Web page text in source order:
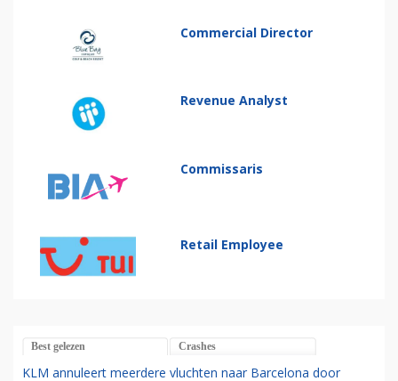
Commercial Director
Revenue Analyst
Commissaris
Retail Employee
Best gelezen Crashes
KLM annuleert meerdere vluchten naar Barcelona door